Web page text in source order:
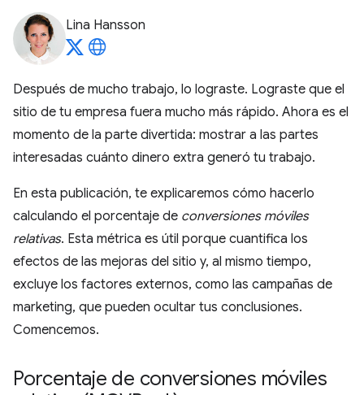
Lina Hansson
Después de mucho trabajo, lo lograste. Lograste que el
sitio de tu empresa fuera mucho más rápido. Ahora es el
momento de la parte divertida: mostrar a las partes
interesadas cuánto dinero extra generó tu trabajo.
En esta publicación, te explicaremos cómo hacerlo
calculando el porcentaje de conversiones móviles
relativas. Esta métrica es útil porque cuantifica los
efectos de las mejoras del sitio y, al mismo tiempo,
excluye los factores externos, como las campañas de
marketing, que pueden ocultar tus conclusiones.
Comencemos.
Porcentaje de conversiones móviles